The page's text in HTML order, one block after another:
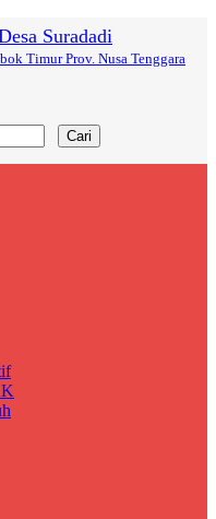
Suradadi
Timur Prov. Nusa Tenggara
Cari